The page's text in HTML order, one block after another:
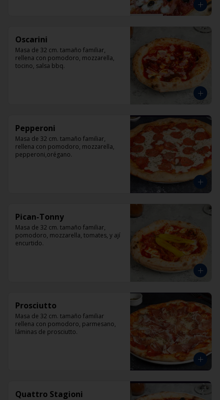
Oscarini
Masa de 32 cm. tamaño familiar,
rellena con pomodoro, mozzarella,
tocino, salsa bbq.
Pepperoni
Masa de 32 cm. tamaño familiar,
rellena con pomodoro, mozzarella,
pepperoni,orégano.
Pican-Tonny
Masa de 32 cm. tamaño familiar,
pomodoro, mozzarella, tomates, y ají
encurtido.
Prosciutto
Masa de 32 cm. tamaño familiar
rellena con pomodoro, parmesano,
láminas de prosciutto.
Quattro Stagioni